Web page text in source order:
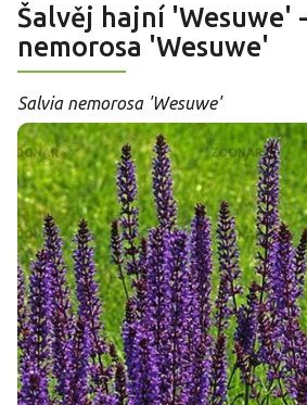
Šalvěj hajní 'Wesuwe'
nemorosa 'Wesuwe'
Salvia nemorosa 'Wesuwe'